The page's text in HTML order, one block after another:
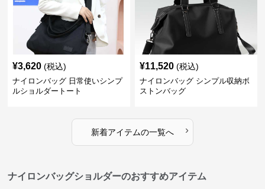
¥3,620 (税込)
ナイロンバッグ 日常使いシンプ
ルショルダートート
¥11,520 (税込)
ナイロンバッグ シンプル収納ボ
ストンバッグ
新着アイテムの一覧へ ›
ナイロンバッグショルダーのおすすめアイテム